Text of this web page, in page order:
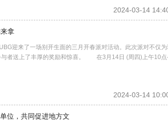
2024-03-14
拿
迎来了一场别开生面的三月开春派对活动。此次派对不仅为
与者送上了丰厚的奖励和惊喜。 在3月14日 (周四)上午10点
2024-03-14
位，共同促进地方文